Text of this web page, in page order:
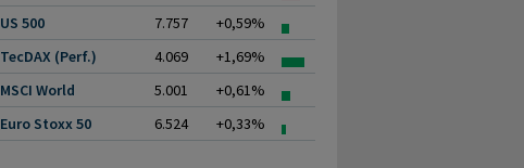
US 500
7.757
+0,59%
TecDAX (Perf.)
4.069
+1,69%
MSCI World
5.001
+0,61%
Euro Stoxx 50
6.524 +0,33%